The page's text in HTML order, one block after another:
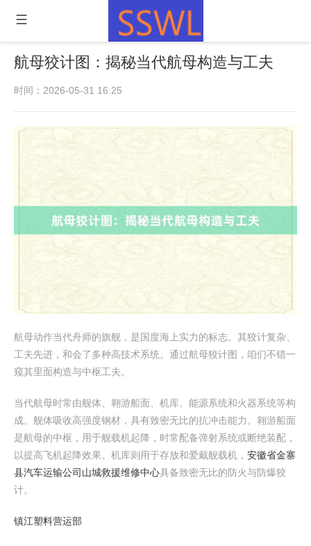
航母狡计图：揭秘当代航母构造与工夫
时间：2026-05-31 16:25
航母动作当代舟师的旗舰，是国度海上实力的标志。其狡计复杂、
工夫先进，和会了多种高技术系统。通过航母狡计图，咱们不错一
窥其里面构造与中枢工夫。
当代航母时常由舰体、翱游船面、机库、能源系统和火器系统等构
成。舰体吸收高强度钢材，具有致密无比的抗冲击能力。翱游船面
是航母的中枢，用于舰载机起降，时常配备弹射系统或断绝装配，
以提高飞机起降效果。机库则用于存放和爱戴舰载机， 安徽省金寨
县汽车运输公司山城救援维修中心具备致密无比的防火与防爆狡
计。
镇江塑料营运部